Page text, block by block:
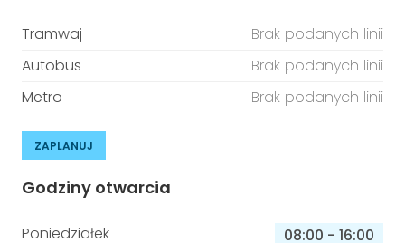
Tramwaj
Brak podanych linii
Autobus
Brak podanych linii
Metro
Brak podanych linii
ZAPLANUJ
Godziny otwarcia
Poniedziałek 08:00 - 16:00